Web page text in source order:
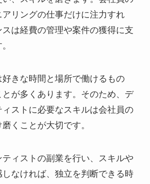
アリングの仕事だけに注力すれ
は経費の管理や案件の獲得に支
好きな時間と場所で働けるもの
が多くあります。そのため、デ
ストに必要なスキルは会社員の
くことが大切です。
ィストの副業を行い、スキルや
なければ、独立を判断できる時